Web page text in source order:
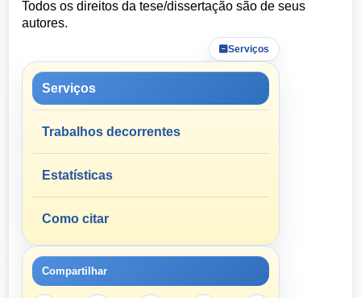
Todos os direitos da tese/dissertação são de seus
autores.
Serviços
Serviços
Trabalhos decorrentes
Estatísticas
Como citar
Compartilhar